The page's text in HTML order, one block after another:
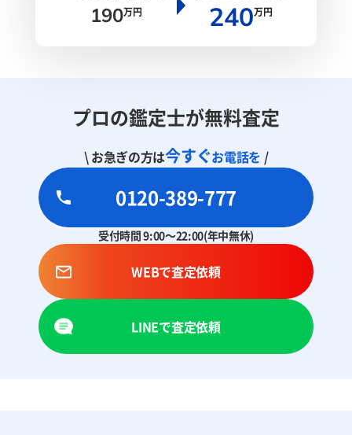
190万円 240万円
プロの鑑定士が無料査定
\ お急ぎの方は今すぐお電話を /
0120-389-777
受付時間 9:00～22:00(年中無休)
WEBで査定依頼
LINEで査定依頼